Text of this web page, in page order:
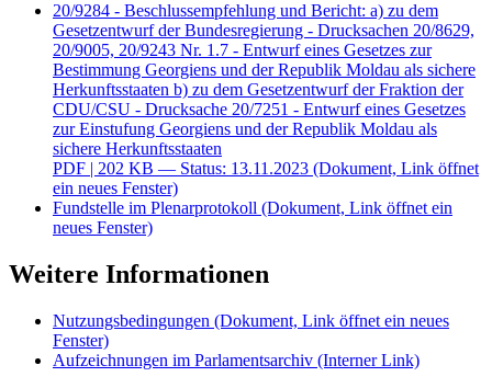
20/9284 - Beschlussempfehlung und Bericht: a) zu dem
Gesetzentwurf der Bundesregierung - Drucksachen 20/8629,
20/9005, 20/9243 Nr. 1.7 - Entwurf eines Gesetzes zur
Bestimmung Georgiens und der Republik Moldau als sichere
Herkunftsstaaten b) zu dem Gesetzentwurf der Fraktion der
CDU/CSU - Drucksache 20/7251 - Entwurf eines Gesetzes
zur Einstufung Georgiens und der Republik Moldau als
sichere Herkunftsstaaten
PDF | 202 KB — Status: 13.11.2023 (Dokument, Link öffnet
ein neues Fenster)
Fundstelle im Plenarprotokoll (Dokument, Link öffnet ein
neues Fenster)
Weitere Informationen
Nutzungsbedingungen (Dokument, Link öffnet ein neues
Fenster)
Aufzeichnungen im Parlamentsarchiv (Interner Link)